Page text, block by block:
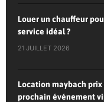
Louer un chauffeur
service idéal ?
21 JUILLET 2026
Location maybach
prochain événement